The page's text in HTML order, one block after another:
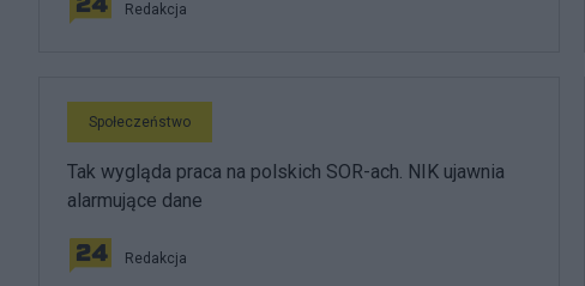
Redakcja
Społeczeństwo
Tak wygląda praca na polskich SOR-ach. NIK ujawnia
alarmujące dane
Redakcja